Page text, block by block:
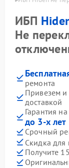
ИБП
Не
ремонта
Привезем и
доставкой
Гарантия
до 3-х лет
Срочный
Скидка для
Получите